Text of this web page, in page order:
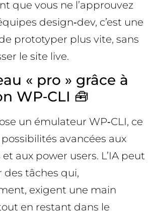
que vous ne l’approuvez
design‑dev, c’est une
prototyper plus vite, sans
le site live.
« pro » grâce à
WP‑CLI 🧰
un émulateur WP‑CLI, ce
avancées aux
aux power users. L’IA peut
des tâches qui,
exigent une main
en restant dans le